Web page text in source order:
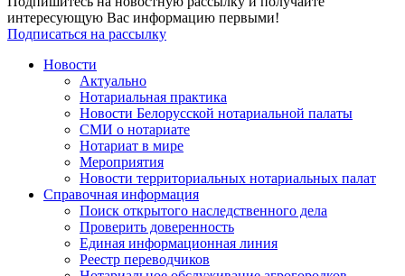
интересующую Вас информацию первыми!
Подписаться на рассылку
Новости
Актуально
Нотариальная практика
Новости Белорусской нотариальной палаты
СМИ о нотариате
Нотариат в мире
Мероприятия
Новости территориальных нотариальных палат
Справочная информация
Поиск открытого наследственного дела
Проверить доверенность
Единая информационная линия
Реестр переводчиков